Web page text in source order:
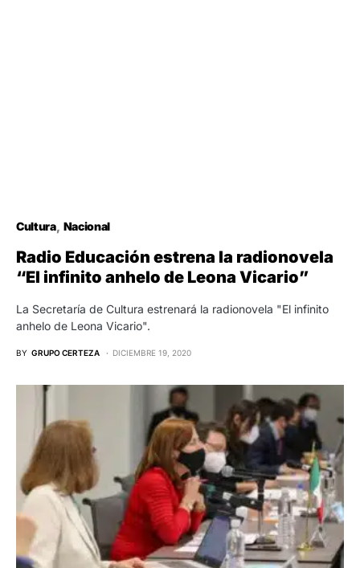
Cultura Nacional
Radio Educación estrena la radionovela
“El infinito anhelo de Leona Vicario”
La Secretaría de Cultura estrenará la radionovela "El infinito
anhelo de Leona Vicario".
BY GRUPO CERTEZA DICIEMBRE 19, 2020